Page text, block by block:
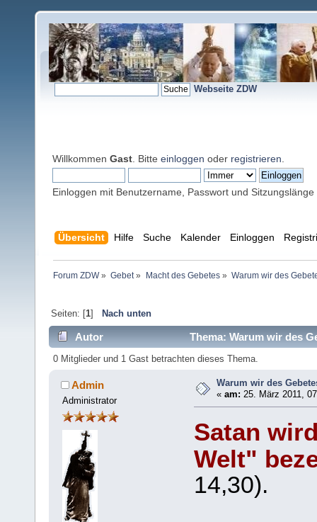
Webseite ZDW
Willkommen Gast . Bitte einloggen oder registrieren
Einloggen mit Benutzername, Passwort und Sitzungslänge
Übersicht Hilfe Suche Kalender Einloggen
Forum ZDW» Gebet» Macht des Gebetes» Warum wir des
Seiten: [1] Nach unten
Autor Thema: Warum wir des
0 Mitglieder und 1 Gast betrachten dieses Thema.
Admin
Administrator
Warum wir des
«am: 25. März 2011,
Satan
Welt"
14,30).